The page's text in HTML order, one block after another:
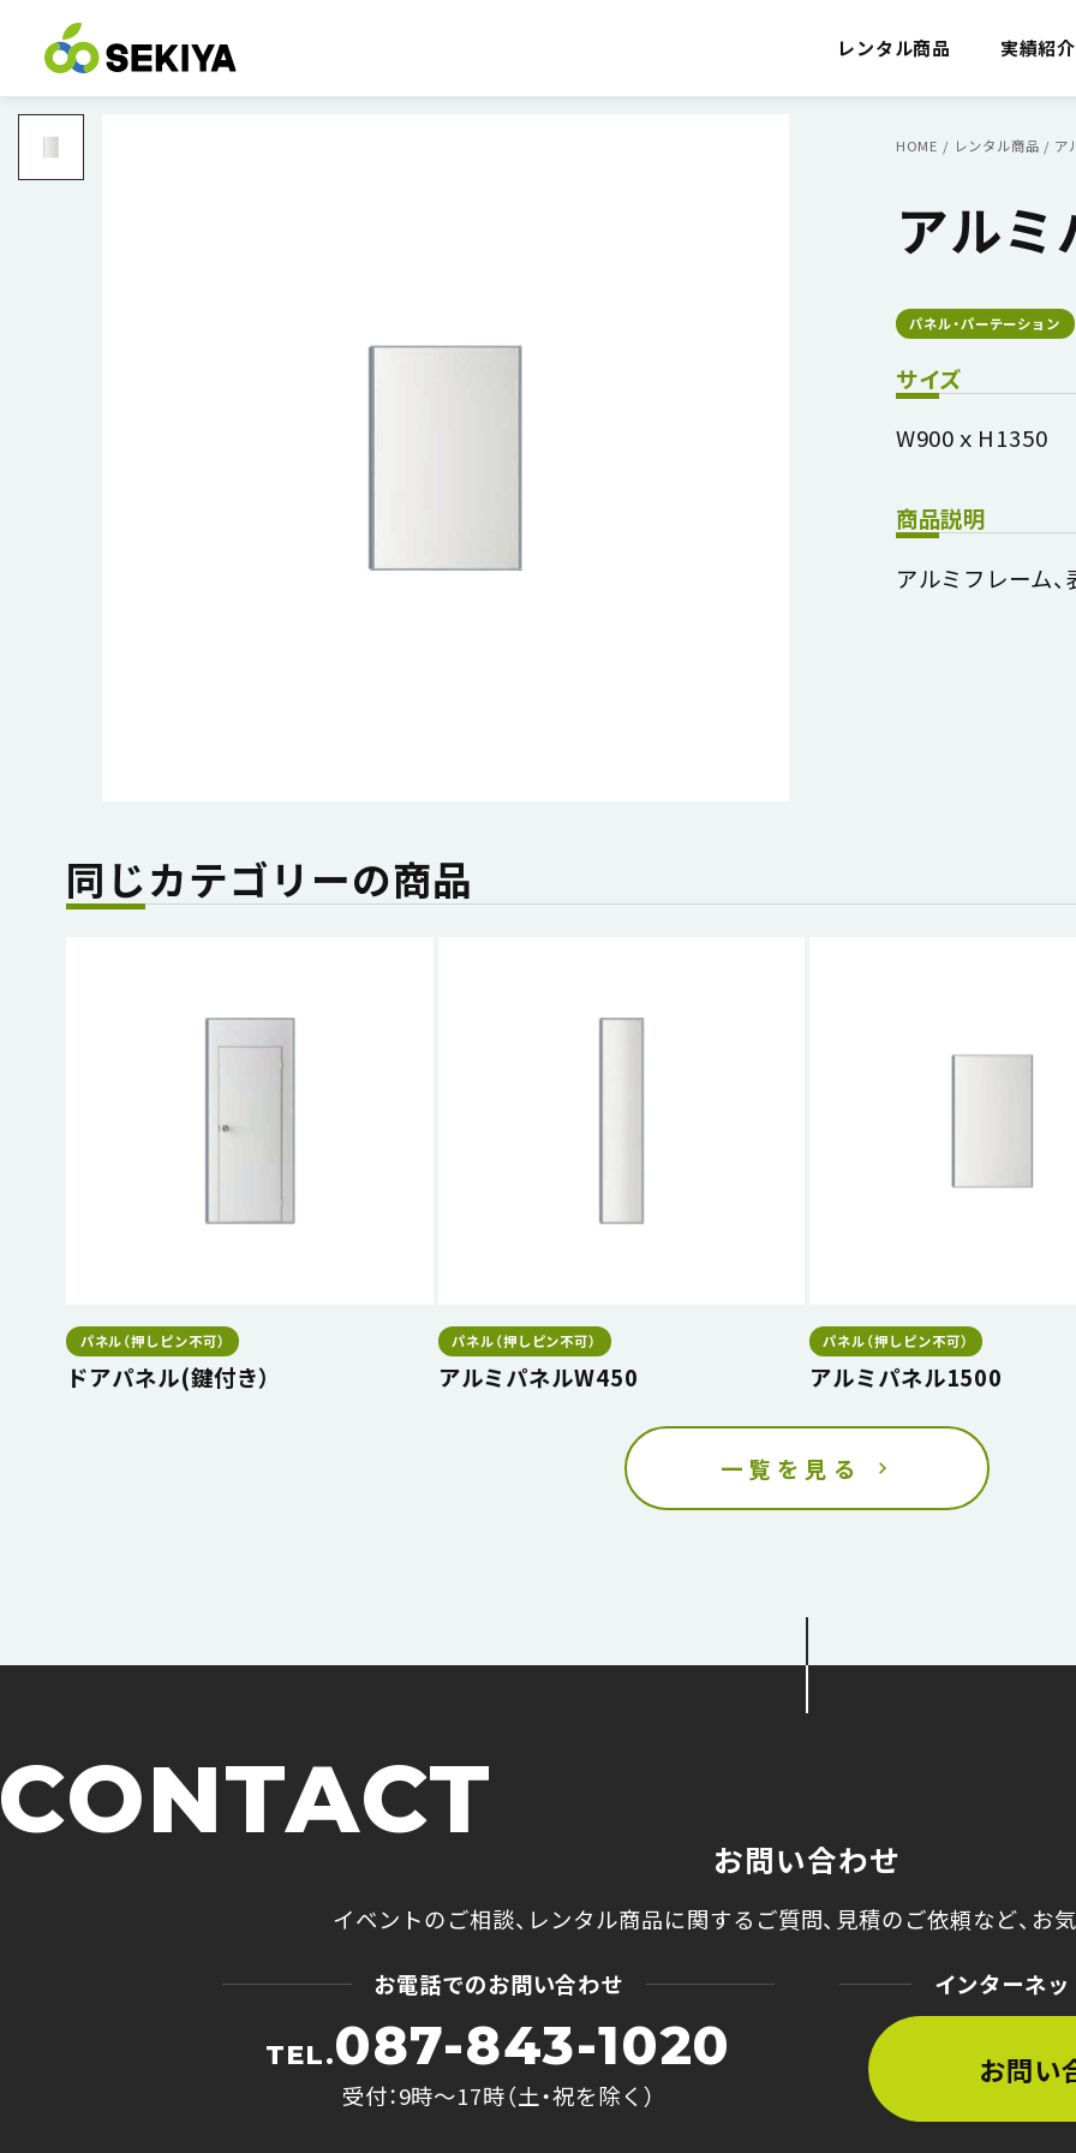
レンタル商品 実績紹介
HOME / レンタル商品 / ア
アル
パネル・パーテーション
サイズ
W900ｘH1350
商品説明
アルミフレーム
同じカテゴリーの商品
パネル（押しピン不可）
ドアパネル(鍵付き）
パネル（押しピン不可）
アルミパネルW450
パネル（押しピン不可）
アルミパネル1500
一覧を見る
お問い合わせ
イベントのご相談、 レンタル商品に関するご質問、 見積のご依頼など、 お
お電話でのお問い合わせ
TEL.087-843-1020
受付：9時〜17時（土・祝を除く）
インターネ
お問い